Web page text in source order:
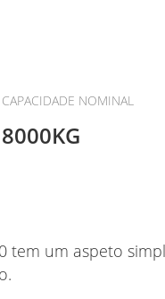
CAPACIDADE NOMINAL
8000KG
tem um aspeto